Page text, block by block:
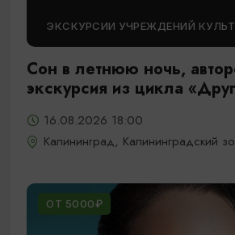
ЭКСКУРСИИ УЧРЕЖДЕНИЙ
Сон в летнюю ночь,
экскурсия из цикла
16.08.2026 18:00
Калининград, Калининградский
ОТ 5000₽